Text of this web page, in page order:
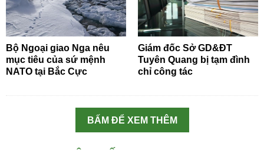
Bộ Ngoại giao Nga nêu
mục tiêu của sứ mệnh
NATO tại Bắc Cực
Giám đốc Sở GD&ĐT
Tuyên Quang bị tạm đình
chỉ công tác
BẤM ĐỂ XEM THÊM